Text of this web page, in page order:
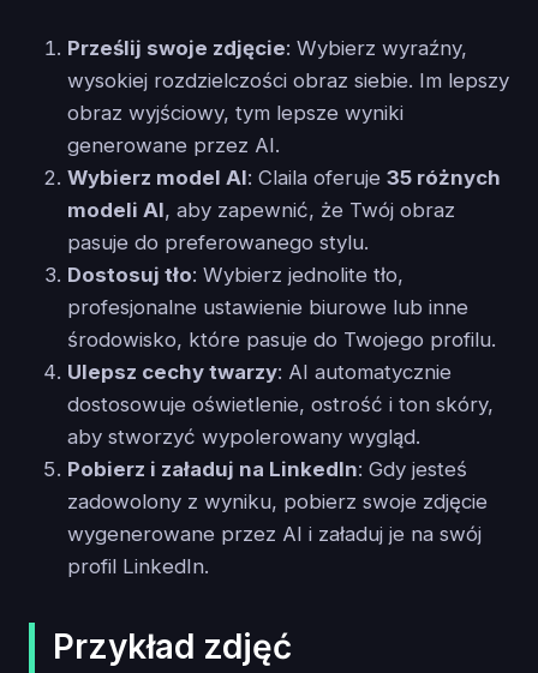
Prześlij swoje zdjęcie: Wybierz wyraźny,
wysokiej rozdzielczości obraz siebie. Im lepszy
obraz wyjściowy, tym lepsze wyniki
generowane przez AI.
Wybierz model AI: Claila oferuje 35 różnych
modeli AI, aby zapewnić, że Twój obraz
pasuje do preferowanego stylu.
Dostosuj tło: Wybierz jednolite tło,
profesjonalne ustawienie biurowe lub inne
środowisko, które pasuje do Twojego profilu.
Ulepsz cechy twarzy: AI automatycznie
dostosowuje oświetlenie, ostrość i ton skóry,
aby stworzyć wypolerowany wygląd.
Pobierz i załaduj na LinkedIn: Gdy jesteś
zadowolony z wyniku, pobierz swoje zdjęcie
wygenerowane przez AI i załaduj je na swój
profil LinkedIn.
Przykład zdjęć